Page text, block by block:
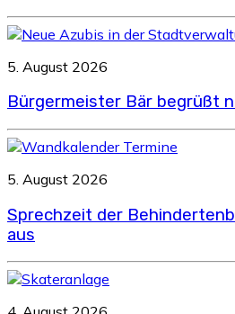
5. August 2026
Bürgermeister Bär begrüßt
5. August 2026
Sprechzeit der
aus